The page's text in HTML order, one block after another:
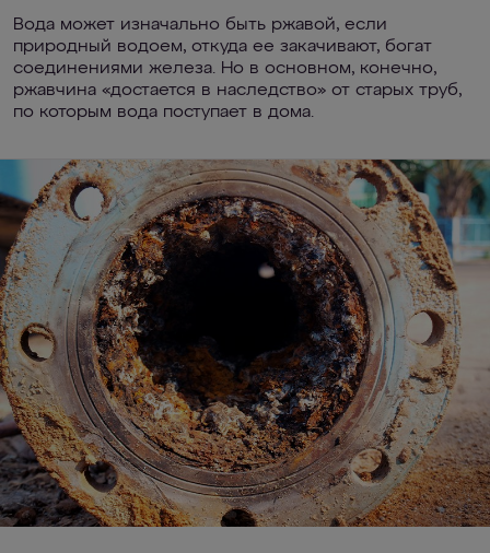
Вода может изначально быть ржавой, если
природный водоем, откуда ее закачивают, богат
соединениями железа. Но в основном, конечно,
ржавчина «достается в наследство» от старых труб,
по которым вода поступает в дома.